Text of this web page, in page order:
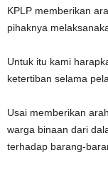
KPLP memberikan
pihaknya
Untuk itu kami
ketertiban selama
Usai memberikan
warga binaan dari
terhadap barang-